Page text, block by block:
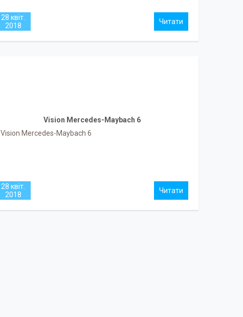
28 квіт.
2018
Vision Mercedes-Maybach 6
Vision Mercedes-Maybach 6
28 квіт.
2018